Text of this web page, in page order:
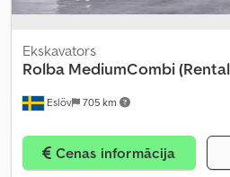
Eslöv 705 km
Ekskavators
Rolba MediumCombi
Cenas informācija